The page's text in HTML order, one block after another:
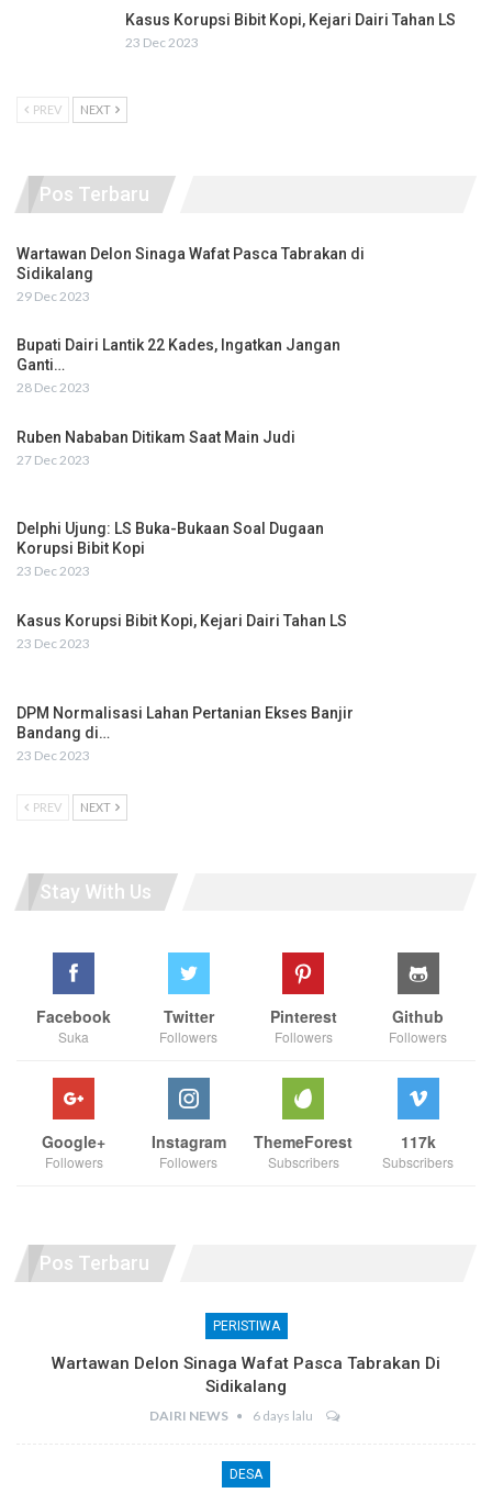
Kasus Korupsi Bibit Kopi, Kejari Dairi Tahan LS
23 Dec 2023
PREV NEXT
Pos Terbaru
Wartawan Delon Sinaga Wafat Pasca Tabrakan di
Sidikalang
29 Dec 2023
Bupati Dairi Lantik 22 Kades, Ingatkan Jangan
Ganti…
28 Dec 2023
Ruben Nababan Ditikam Saat Main Judi
27 Dec 2023
Delphi Ujung: LS Buka-Bukaan Soal Dugaan
Korupsi Bibit Kopi
23 Dec 2023
Kasus Korupsi Bibit Kopi, Kejari Dairi Tahan LS
23 Dec 2023
DPM Normalisasi Lahan Pertanian Ekses Banjir
Bandang di…
23 Dec 2023
PREV NEXT
Stay With Us
Facebook
Suka
Twitter
Followers
Pinterest
Followers
Github
Followers
Google+
Followers
Instagram
Followers
ThemeForest
Subscribers
117k
Subscribers
Pos Terbaru
PERISTIWA
Wartawan Delon Sinaga Wafat Pasca Tabrakan Di
Sidikalang
DAIRI NEWS 6 days lalu
DESA